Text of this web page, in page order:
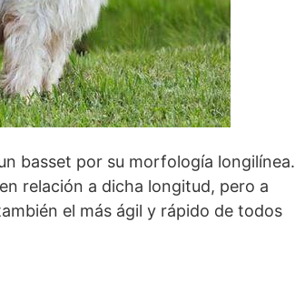
basset por su morfología longilínea.
relación a dicha longitud, pero a
el más ágil y rápido de todos